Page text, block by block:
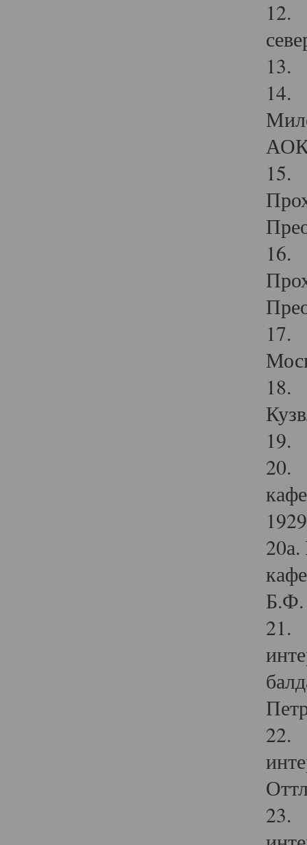
12.
13.
14.
15.
16.
17.
18.
19.
20.
Б.Ф.
21.
22.
23.